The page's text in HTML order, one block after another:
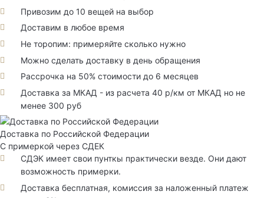
Привозим до 10 вещей на выбор
Доставим в любое время
Не торопим: примеряйте сколько нужно
Можно сделать доставку в день обращения
Рассрочка на 50% стоимости до 6 месяцев
Доставка за МКАД - из расчета 40 р/км от МКАД но не
менее 300 руб
Доставка по Российской Федерации
С примеркой через СДЕК
СДЭК имеет свои пунткы практически везде. Они дают
возможность примерки.
Доставка бесплатная, комиссия за наложенный платеж